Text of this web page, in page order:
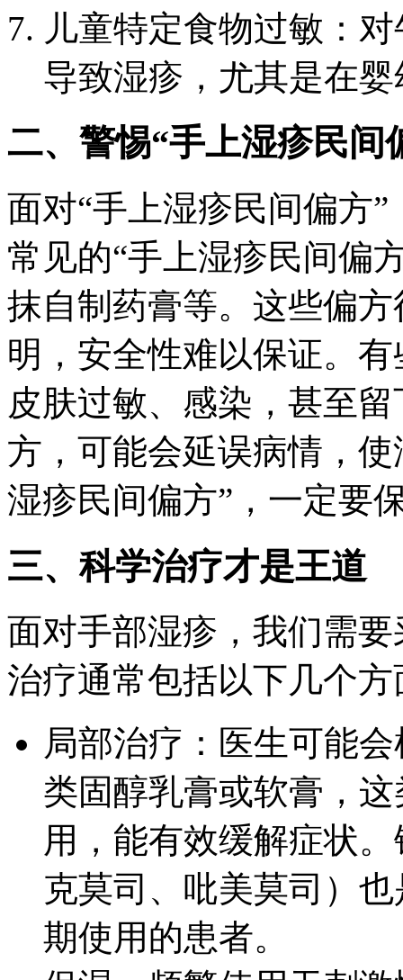
儿童特定食物过敏：
导致湿疹，尤其是在
二、警惕“手上湿疹民间
面对“手上湿疹民间偏方
常见的“手上湿疹民间偏
抹自制药膏等。这些偏
明，安全性难以保证。
皮肤过敏、感染，甚至
方，可能会延误病情，
湿疹民间偏方”，一定要
三、科学治疗才是王道
面对手部湿疹，我们需
治疗通常包括以下几个方
局部治疗：医生可能
类固醇乳膏或软膏，
用，能有效缓解症状
克莫司、吡美莫司）
期使用的患者。